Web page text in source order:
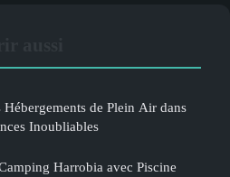
de Plein Air dans
Inoubliables
Harrobia avec Piscine